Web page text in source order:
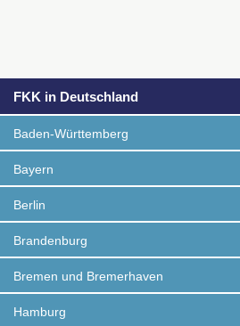
FKK in Deutschland
Baden-Württemberg
Bayern
Berlin
Brandenburg
Bremen und Bremerhaven
Hamburg